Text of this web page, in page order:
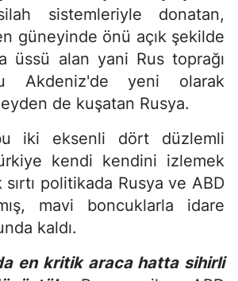
sistemleriyle donatan,
güneyinde önü açık şekilde
üssü alan yani Rus toprağı
Akdeniz'de yeni olarak
de kuşatan Rusya.
iki eksenli dört düzlemli
kendi kendini izlemek
sırtı politikada Rusya ve ABD
mavi boncuklarla idare
kaldı.
en kritik araca hatta sihirli